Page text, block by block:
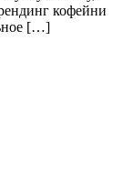
кофейни
[…]